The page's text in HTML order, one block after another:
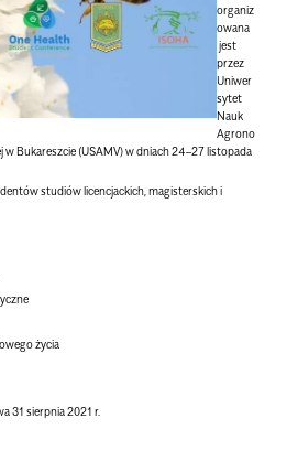
organiz
owana
jest
przez
Uniwer
sytet
Nauk
Agrono
Bukareszcie (USAMV) w dniach 24–27 listopada
studiów licencjackich, magisterskich i
życia
31 sierpnia 2021 r.